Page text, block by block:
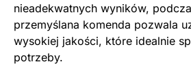
nieadekwatnych wyników,
przemyślana komenda pozwala
wysokiej jakości, które idealnie
potrzeby.